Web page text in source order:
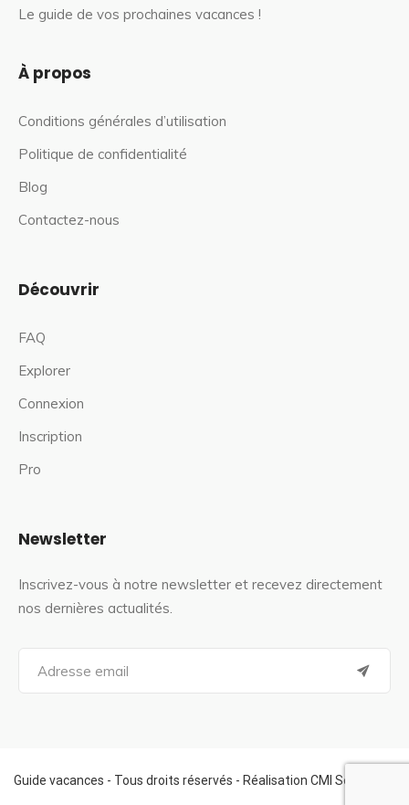
Le guide de vos prochaines vacances !
À propos
Conditions générales d’utilisation
Politique de confidentialité
Blog
Contactez-nous
Découvrir
FAQ
Explorer
Connexion
Inscription
Pro
Newsletter
Inscrivez-vous à notre newsletter et recevez directement
nos dernières actualités.
a
f
o
Guide vacances - Tous droits réservés - Réalisation CMI Services